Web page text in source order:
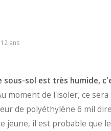
12 ans
sous-sol est très humide,
moment de l'isoler, ce
de polyéthylène 6 mil
jeune, il est probable que